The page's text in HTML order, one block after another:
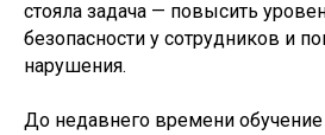
стояла задача — повысить
безопасности у сотрудников и
нарушения.
До недавнего времени